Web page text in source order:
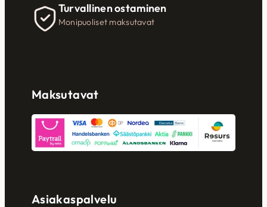
Turvallinen ostaminen
Monipuoliset maksutavat
Maksutavat
Asiakaspalvelu